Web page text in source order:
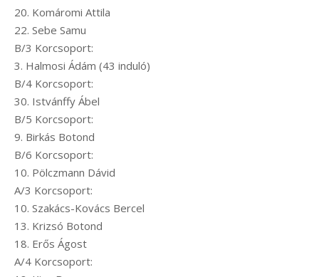
20. Komáromi Attila
22. Sebe Samu
B/3 Korcsoport:
3. Halmosi Ádám (43 induló)
B/4 Korcsoport:
30. Istvánffy Ábel
B/5 Korcsoport:
9. Birkás Botond
B/6 Korcsoport:
10. Pölczmann Dávid
A/3 Korcsoport:
10. Szakács-Kovács Bercel
13. Krizsó Botond
18. Erős Ágost
A/4 Korcsoport: